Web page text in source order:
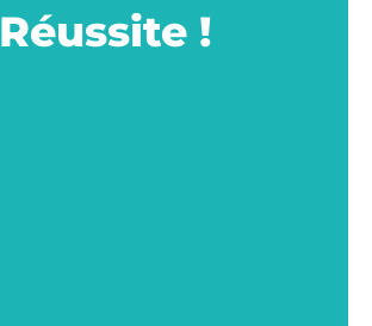
Réussite !